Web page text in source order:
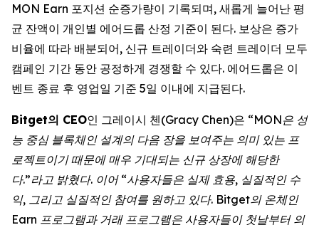
MON Earn 포지션 순증가량이 기록되며, 새롭게 늘어난 평
균 잔액이 개인별 에어드롭 산정 기준이 된다. 보상은 증가
비율에 따라 배분되어, 신규 트레이더와 숙련 트레이더 모두
캠페인 기간 동안 공정하게 경쟁할 수 있다. 에어드롭은 이
벤트 종료 후 영업일 기준 5일 이내에 지급된다.
Bitget의 CEO인 그레이시 첸(Gracy Chen)은 “MON은 성
능 중심 블록체인 설계의 다음 장을 보여주는 의미 있는 프
로젝트이기 때문에 매우 기대되는 신규 상장에 해당한
다.”라고 밝혔다. 이어 “사용자들은 실제 효용, 실질적인 수
익, 그리고 실질적인 참여를 원하고 있다. Bitget의 온체인
Earn 프로그램과 거래 프로그램은 사용자들이 첫날부터 의